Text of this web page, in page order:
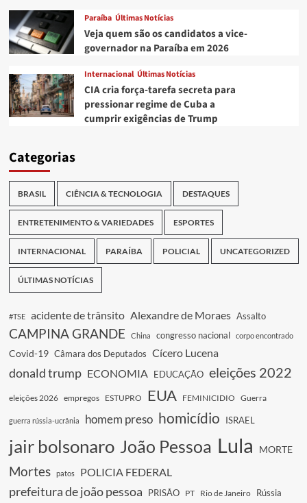
Paraíba Últimas Notícias
Veja quem são os candidatos a vice-
governador na Paraíba em 2026
Internacional Últimas Notícias
CIA cria força-tarefa secreta para
pressionar regime de Cuba a
cumprir exigências de Trump
Categorias
BRASIL CIÊNCIA & TECNOLOGIA DESTAQUES
ENTRETENIMENTO & VARIEDADES ESPORTES
INTERNACIONAL PARAÍBA POLICIAL UNCATEGORIZED
ÚLTIMAS NOTÍCIAS
#TSE acidente de trânsito Alexandre de Moraes Assalto
CAMPINA GRANDE China congresso nacional corpo encontrado
Covid-19 Câmara dos Deputados Cícero Lucena
donald trump ECONOMIA EDUCAÇÃO eleições 2022
eleições 2026 empregos ESTUPRO EUA FEMINICIDIO Guerra
guerra rússia-ucrânia homem preso homicídio ISRAEL
jair bolsonaro João Pessoa Lula MORTE
Mortes patos POLICIA FEDERAL
prefeitura de joão pessoa PRISÃO PT Rio de Janeiro Rússia